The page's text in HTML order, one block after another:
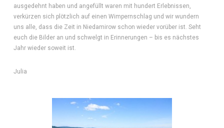
ausgedehnt haben und angefüllt waren mit hundert Erlebnissen,
verkürzen sich plötzlich auf einen Wimpernschlag und wir wundern
uns alle, dass die Zeit in Niedamirow schon wieder vorüber ist. Seht
euch die Bilder an und schwelgt in Erinnerungen – bis es nächstes
Jahr wieder soweit ist.
Julia